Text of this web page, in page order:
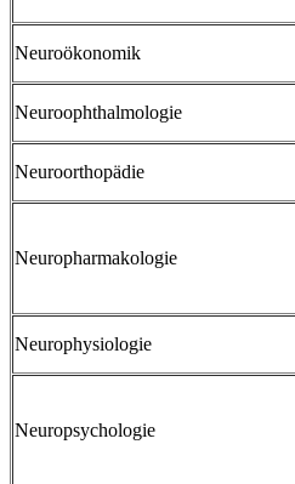
Neuroökonomik
Neuroophthalmologie
Neuroorthopädie
Neuropharmakologie
Neurophysiologie
Neuropsychologie